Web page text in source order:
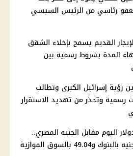
رئاسي من الرئيس السيسي
القديم يسمح بإخلاء الشقق
المدة بشروط رسمية بين
رؤية إسرائيل الكبرى وتطالب
رسمية وتحذر من تهديد الاستقرار
اليوم مقابل الجنيه المصري..